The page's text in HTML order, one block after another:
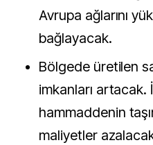
Avrupa ağlarını
bağlayacak.
Bölgede üretilen
imkanları
hammaddenin
maliyetler